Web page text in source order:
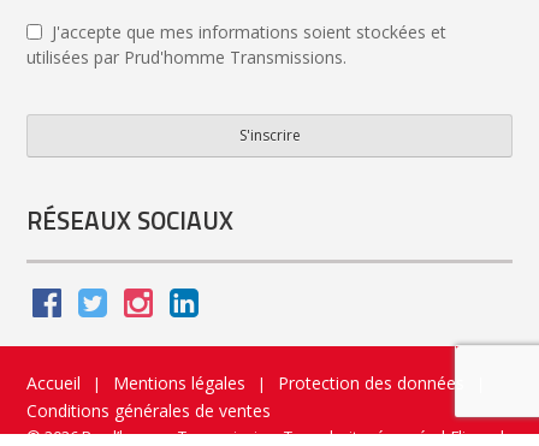
J'accepte que mes informations soient stockées et
utilisées par Prud'homme Transmissions.
S'inscrire
Number *
RÉSEAUX SOCIAUX
Accueil | Mentions légales | Protection des données
Conditions générales de ventes
© 2026 Prud’homme Transmission. Tous droits réservés|Flippad